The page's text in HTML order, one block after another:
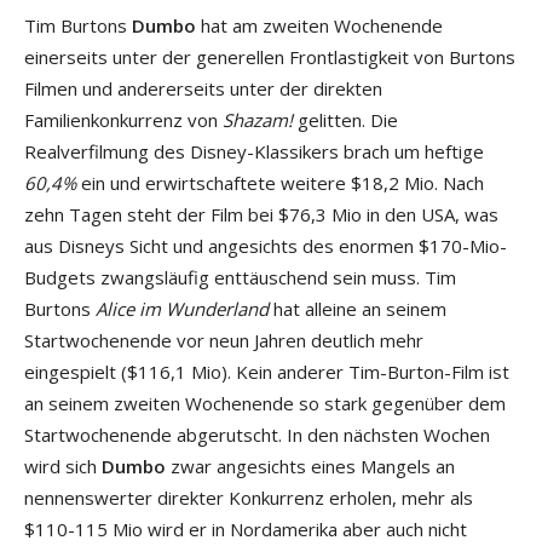
Tim Burtons Dumbo hat am zweiten Wochenende
einerseits unter der generellen Frontlastigkeit von Burtons
Filmen und andererseits unter der direkten
Familienkonkurrenz von Shazam!gelitten. Die
Realverfilmung des Disney-Klassikers brach um heftige
60,4%ein und erwirtschaftete weitere $18,2 Mio. Nach
zehn Tagen steht der Film bei $76,3 Mio in den USA, was
aus Disneys Sicht und angesichts des enormen $170-Mio-
Budgets zwangsläufig enttäuschend sein muss. Tim
Burtons Alice im Wunderlandhat alleine an seinem
Startwochenende vor neun Jahren deutlich mehr
eingespielt ($116,1 Mio). Kein anderer Tim-Burton-Film ist
an seinem zweiten Wochenende so stark gegenüber dem
Startwochenende abgerutscht. In den nächsten Wochen
wird sich Dumbo zwar angesichts eines Mangels an
nennenswerter direkter Konkurrenz erholen, mehr als
$110-115 Mio wird er in Nordamerika aber auch nicht